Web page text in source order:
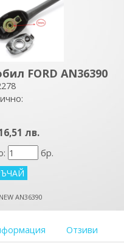
FORD AN36390
лв.
бр.
AN36390
Отзиви